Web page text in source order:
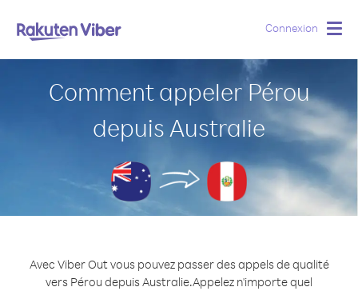
Connexion
Comment appeler Pérou
depuis Australie
Avec Viber Out vous pouvez passer des appels de qualité
vers Pérou depuis Australie.Appelez n'importe quel